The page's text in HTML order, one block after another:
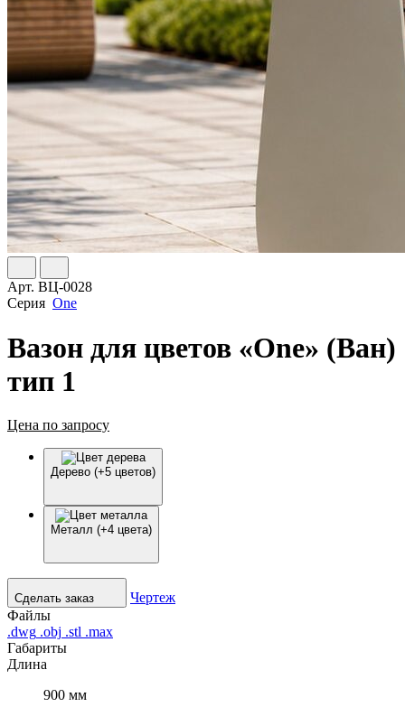
Арт. ВЦ-0028
Серия One
Вазон для цветов «One» (Ван)
тип 1
Цена по запросу
Дерево (+5 цветов)
Металл (+4 цвета)
Сделать заказ
Чертеж
Файлы
.dwg .obj .stl .max
Габариты
Длина
900 мм